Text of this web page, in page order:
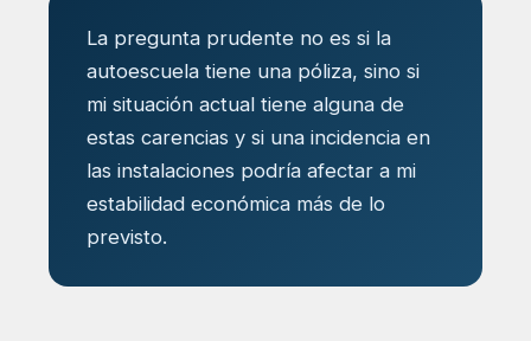
La pregunta prudente no es si la
autoescuela tiene una póliza, sino si
mi situación actual tiene alguna de
estas carencias y si una incidencia en
las instalaciones podría afectar a mi
estabilidad económica más de lo
previsto.